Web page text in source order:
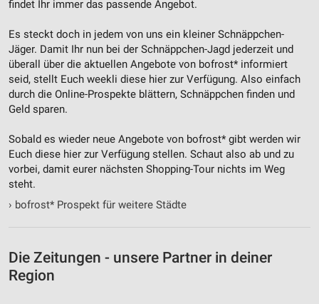
findet Ihr immer das passende Angebot.
Es steckt doch in jedem von uns ein kleiner Schnäppchen-
Jäger. Damit Ihr nun bei der Schnäppchen-Jagd jederzeit und
überall über die aktuellen Angebote von bofrost* informiert
seid, stellt Euch weekli diese hier zur Verfügung. Also einfach
durch die Online-Prospekte blättern, Schnäppchen finden und
Geld sparen.
Sobald es wieder neue Angebote von bofrost* gibt werden wir
Euch diese hier zur Verfügung stellen. Schaut also ab und zu
vorbei, damit eurer nächsten Shopping-Tour nichts im Weg
steht.
› bofrost* Prospekt für weitere Städte
Die Zeitungen - unsere Partner in deiner
Region